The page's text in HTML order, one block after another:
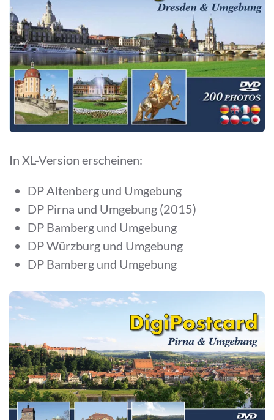
In XL-Version erscheinen:
DP Altenberg und Umgebung
DP Pirna und Umgebung (2015)
DP Bamberg und Umgebung
DP Würzburg und Umgebung
DP Bamberg und Umgebung